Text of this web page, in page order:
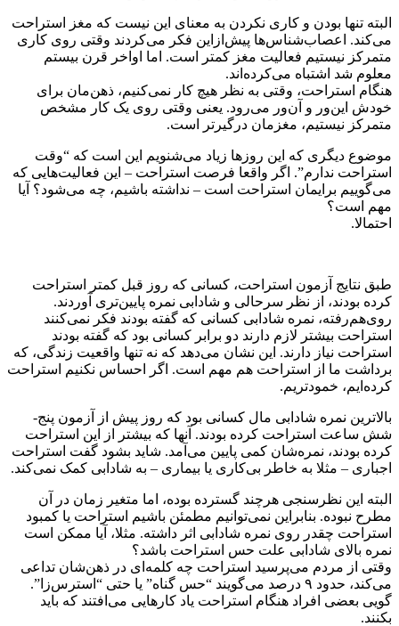
البته تنها بودن و کاری نکردن به معنای این نیست که مغز استراحت
می‌کند. اعصاب‌شناس‌ها پیش‌ازاین فکر می‌کردند وقتی روی کاری
متمرکز نیستیم فعالیت مغز کمتر است. اما اواخر قرن بیستم
معلوم شد اشتباه می‌کرده‌اند.
هنگام استراحت، وقتی به نظر هیچ کار نمی‌کنیم، ذهن‌مان برای
خودش این‌ور و آن‌ور می‌رود. یعنی وقتی روی یک کار مشخص
متمرکز نیستیم، مغزمان درگیرتر است.
موضوع دیگری که این روزها زیاد می‌شنویم این است که “وقت
استراحت ندارم”. اگر واقعا فرصت استراحت – این فعالیت‌هایی که
می‌گوییم برایمان استراحت است – نداشته باشیم، چه می‌شود؟ آیا
مهم است؟
احتمالا.
طبق نتایج آزمون استراحت، کسانی که روز قبل کمتر استراحت
کرده بودند، از نظر سرحالی و شادابی نمره پایین‌تری آوردند.
روی‌هم‌رفته، نمره شادابی کسانی که گفته بودند فکر نمی‌کنند
استراحت بیشتر لازم دارند دو برابر کسانی بود که گفته بودند
استراحت نیاز دارند. این نشان می‌دهد که نه تنها واقعیت زندگی، که
برداشت ما از استراحت هم مهم است. اگر احساس نکنیم استراحت
کرده‌ایم، خمودتریم.
بالاترین نمره شادابی مال کسانی بود که روز پیش از آزمون پنج-
شش ساعت استراحت کرده بودند. آنها که بیشتر از این استراحت
کرده بودند، نمره‌شان کمی پایین می‌آمد. شاید بشود گفت استراحت
اجباری – مثلا به خاطر بی‌کاری یا بیماری – به شادابی کمک نمی‌کند.
البته این نظرسنجی هرچند گسترده بوده، اما متغیر زمان در آن
مطرح نبوده. بنابراین نمی‌توانیم مطمئن باشیم استراحت یا کمبود
استراحت چقدر روی نمره شادابی اثر داشته. مثلا، آیا ممکن است
نمره بالای شادابی علت حس استراحت باشد؟
وقتی از مردم می‌پرسید استراحت چه کلمه‌ای در ذهن‌شان تداعی
می‌کند، حدود ۹ درصد می‌گویند “حس گناه” یا حتی “استرس‌زا”.
گویی بعضی افراد هنگام استراحت یاد کارهایی می‌افتند که باید
بکنند.